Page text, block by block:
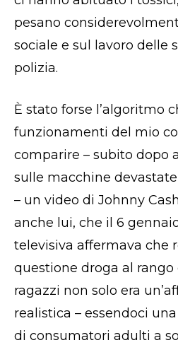
pesano
sociale e sul lavoro delle
polizia.
È stato forse l’algoritmo
funzionamenti del mio
comparire – subito dopo
sulle macchine
– un video di Johnny
anche lui, che il 6
televisiva affermava che
questione droga al
ragazzi non solo era
realistica – essendoci
di consumatori adulti a